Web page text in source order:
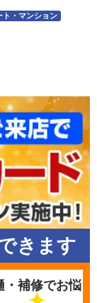
ト・マンション
きます
・補修でお悩